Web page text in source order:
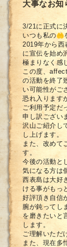
大事なお知
3/21に正式に
いつも私の
2019年から西
に宣伝を始め
極まりなく感
この度、
の活動を終了
い可能性がご
恐れ入ります
ご利用予定だ
申し訳ござい
沢山ご紹介し
し上げます。
また、改めて
す。
今後の活動と
気になる方は
西表島は大好
ける事がもっ
好評頂き自信
腕が鈍ってし
を磨きたいと
します。
ご理解いただ
また、現在多